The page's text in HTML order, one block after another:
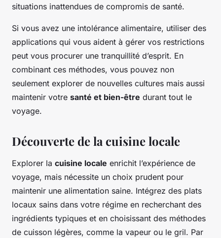
situations inattendues de compromis de santé.
Si vous avez une intolérance alimentaire, utiliser des
applications qui vous aident à gérer vos restrictions
peut vous procurer une tranquillité d’esprit. En
combinant ces méthodes, vous pouvez non
seulement explorer de nouvelles cultures mais aussi
maintenir votre santé et bien-être durant tout le
voyage.
Découverte de la cuisine locale
Explorer la cuisine locale enrichit l’expérience de
voyage, mais nécessite un choix prudent pour
maintenir une alimentation saine. Intégrez des plats
locaux sains dans votre régime en recherchant des
ingrédients typiques et en choisissant des méthodes
de cuisson légères, comme la vapeur ou le gril. Par